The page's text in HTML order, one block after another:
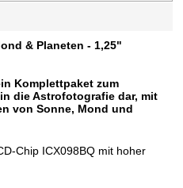
& Planeten - 1,25"
Komplettpaket zum
die Astrofotografie dar, mit
von Sonne, Mond und
Chip ICX098BQ mit hoher